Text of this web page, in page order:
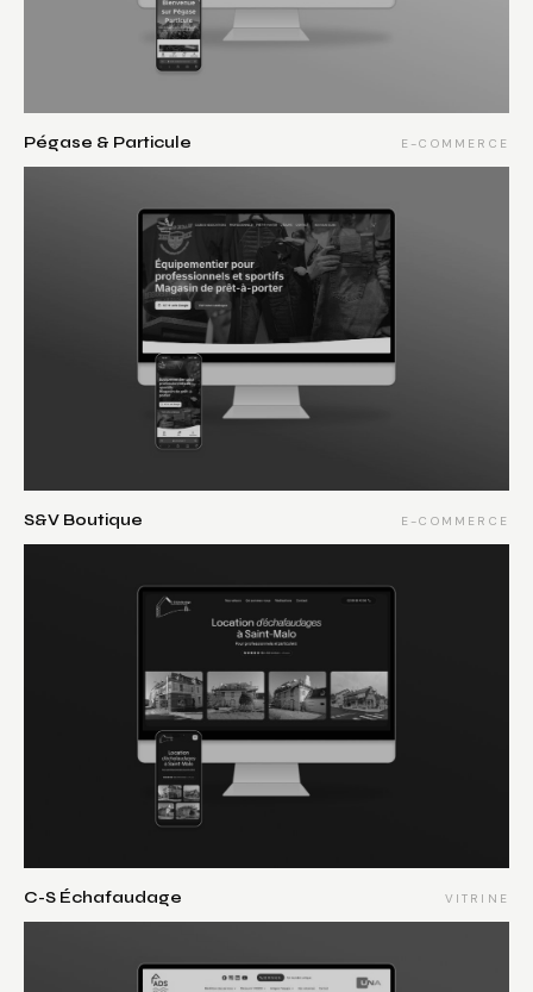
Pégase & Particule E-COMMERCE
S&V Boutique E-COMMERCE
C-S Échafaudage VITRINE